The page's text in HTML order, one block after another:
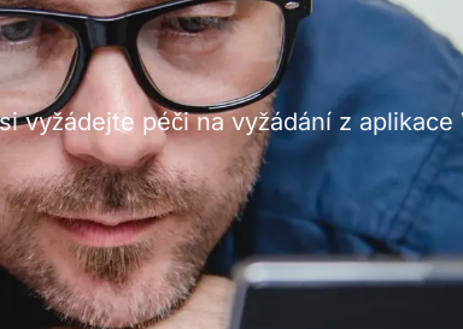
péči na vyžádání z